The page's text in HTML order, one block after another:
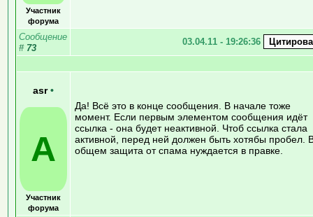
Участник
форума
Сообщение
# 73
03.04.11 - 19:26:36
asr •
A
Участник
форума
Да! Всё это в конце сообщения. В начале тоже
момент. Если первым элементом сообщения идёт
ссылка - она будет неактивной. Чтоб ссылка стала
активной, перед ней должен быть хотябы пробел.
общем защита от спама нуждается в правке.